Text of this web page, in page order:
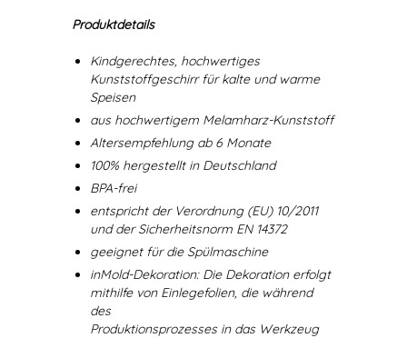
Produktdetails
Kindgerechtes, hochwertiges
Kunststoffgeschirr für kalte und warme
Speisen
aus hochwertigem Melamharz-Kunststoff
Altersempfehlung ab 6 Monate
100% hergestellt in Deutschland
BPA-frei
entspricht der Verordnung (EU) 10/2011
und der Sicherheitsnorm EN 14372
geeignet für die Spülmaschine
inMold-Dekoration: Die Dekoration erfolgt
mithilfe von Einlegefolien, die während
des
Produktionsprozesses in das Werkzeug